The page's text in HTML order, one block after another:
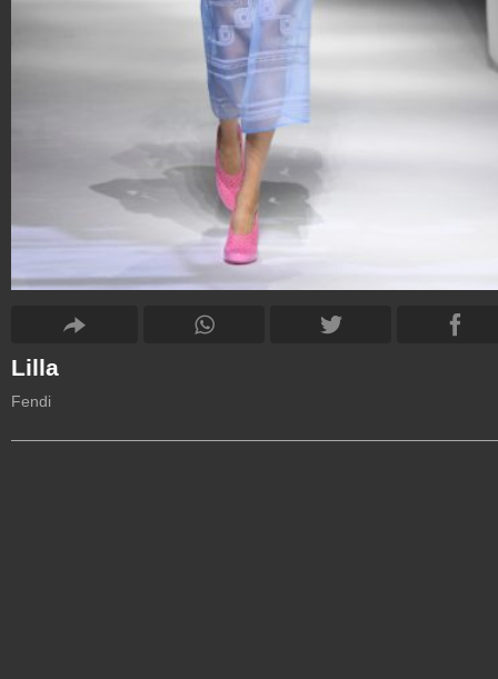
Lilla
Fendi